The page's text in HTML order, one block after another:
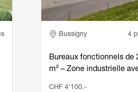
Adresse
Bussigny 4
Bureaux fonctionnels de
m² – Zone industrielle
CHF 4'100.-